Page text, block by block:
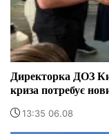
Директорка ДОЗ
криза потребує
13:35 06.08